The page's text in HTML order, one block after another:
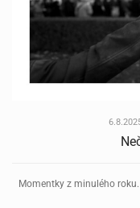
Momentky z minulého